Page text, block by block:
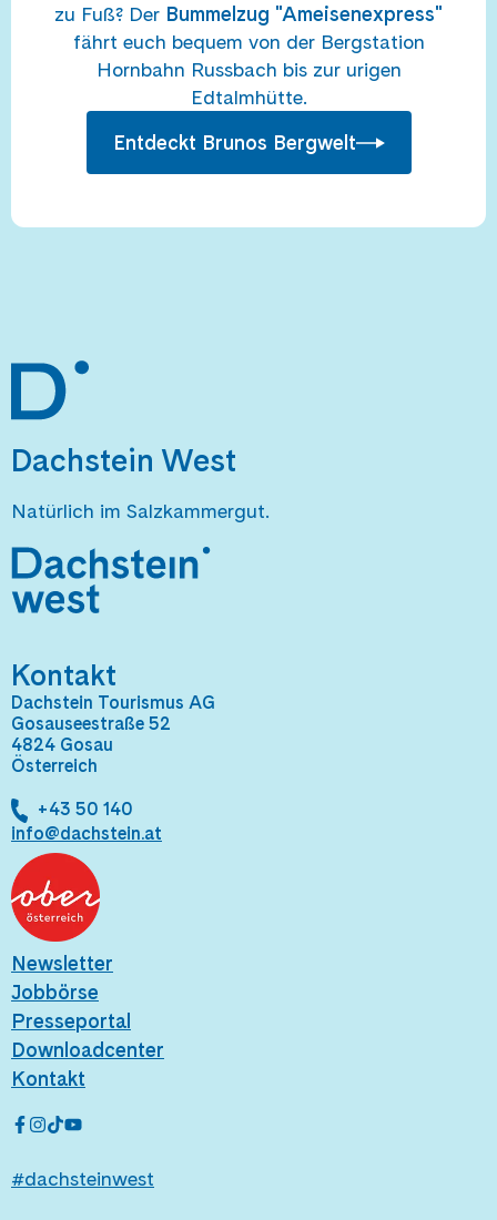
zu Fuß? Der Bummelzug "Ameisenexpress"
fährt euch bequem von der Bergstation
Hornbahn Russbach bis zur urigen
Edtalmhütte.
Entdeckt Brunos Bergwelt
Dachstein West
Natürlich im Salzkammergut.
Kontakt
Dachstein Tourismus AG
Gosauseestraße 52
4824 Gosau
Österreich
+43 50 140
info@dachstein.at
Newsletter
Jobbörse
Presseportal
Downloadcenter
Kontakt
#dachsteinwest